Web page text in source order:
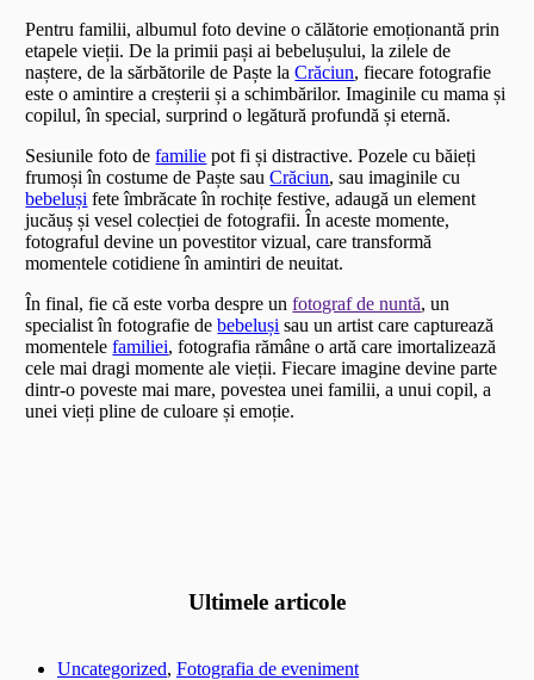
Pentru familii, albumul foto devine o călătorie emoționantă prin
etapele vieții. De la primii pași ai bebelușului, la zilele de
naștere, de la sărbătorile de Paște laCrăciun, fiecare fotografie
este o amintire a creșterii și a schimbărilor. Imaginile cu mama și
copilul, în special, surprind o legătură profundă și eternă.
Sesiunile foto defamilie pot fi și distractive. Pozele cu băieți
frumoși în costume de Paște sauCrăciun, sau imaginile cu
bebeluși fete îmbrăcate în rochițe festive, adaugă un element
jucăuș și vesel colecției de fotografii. În aceste momente,
fotograful devine un povestitor vizual, care transformă
momentele cotidiene în amintiri de neuitat.
În final, fie că este vorba despre unfotograf de nuntă, un
specialist în fotografie debebeluși sau un artist care capturează
momentelefamiliei, fotografia rămâne o artă care imortalizează
cele mai dragi momente ale vieții. Fiecare imagine devine parte
dintr-o poveste mai mare, povestea unei familii, a unui copil, a
unei vieți pline de culoare și emoție.
Ultimele articole
Uncategorized, Fotografia de eveniment